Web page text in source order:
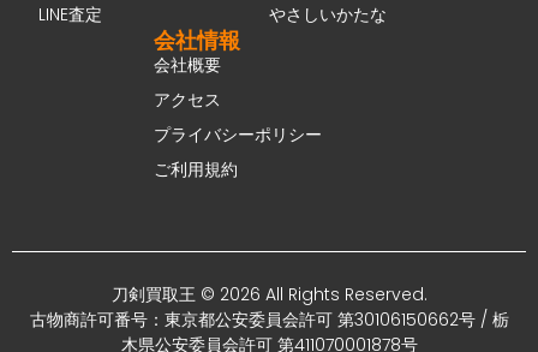
LINE査定
やさしいかたな
会社情報
会社概要
アクセス
プライバシーポリシー
ご利用規約
刀剣買取王 © 2026 All Rights Reserved.
古物商許可番号：東京都公安委員会許可 第30106150662号 / 栃
木県公安委員会許可 第411070001878号